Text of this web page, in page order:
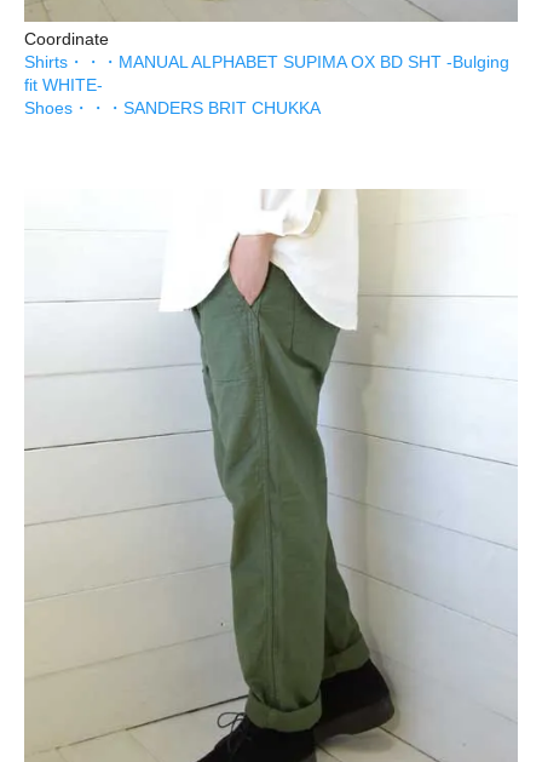
Coordinate
Shirts・・・MANUAL ALPHABET SUPIMA OX BD SHT -Bulging
fit WHITE-
Shoes・・・SANDERS BRIT CHUKKA